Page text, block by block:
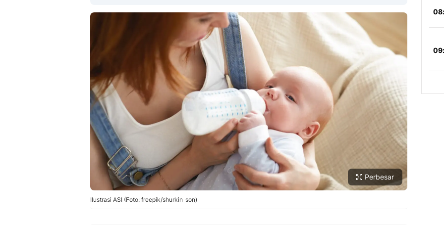
Copy Link
Perbesar
Ilustrasi ASI (Foto: freepik/shurkin_son)